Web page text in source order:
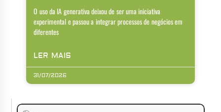
O uso da IA generativa deixou de ser uma iniciativa
experimental e passou a integrar processos de negócios em
diferentes
LER MAIS
31/07/2026